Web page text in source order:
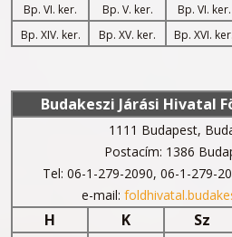
Bp. VI. ker.
Bp. V. ker. Bp. VI. ker.
Bp. XIV. ker.
Bp. XV. ker. Bp. XVI. ker.
Budakeszi Járási Hivatal
1111 Budapest,
Postacím: 1386
Tel: 06-1-279-2090, 06-1-279-
e-mail:
H K Sz